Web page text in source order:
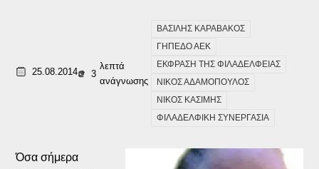
25.08.2014 3
λεπτά
ανάγνωσης
ΒΑΣΙΛΗΣ ΚΑΡΑΒΑΚΟΣ
ΓΗΠΕΔΟ ΑΕΚ
ΕΚΦΡΑΣΗ ΤΗΣ ΦΙΛΑΔΕΛΦΕΙΑΣ
ΝΙΚΟΣ ΑΔΑΜΟΠΟΥΛΟΣ
ΝΙΚΟΣ ΚΑΣΙΜΗΣ
ΦΙΛΑΔΕΛΦΙΚΗ ΣΥΝΕΡΓΑΣΙΑ
Όσα σήμερα